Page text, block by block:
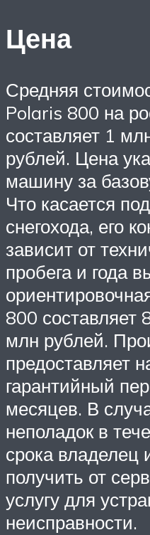
Цена
Средняя
Polaris 800 на
составляет 1
рублей. Цена
машину за
Что касается
снегохода, его
зависит от
пробега и года
800 составляет
млн рублей.
предоставляет
гарантийный
месяцев. В
неполадок в
срока владелец
получить от
услугу для
неисправности.